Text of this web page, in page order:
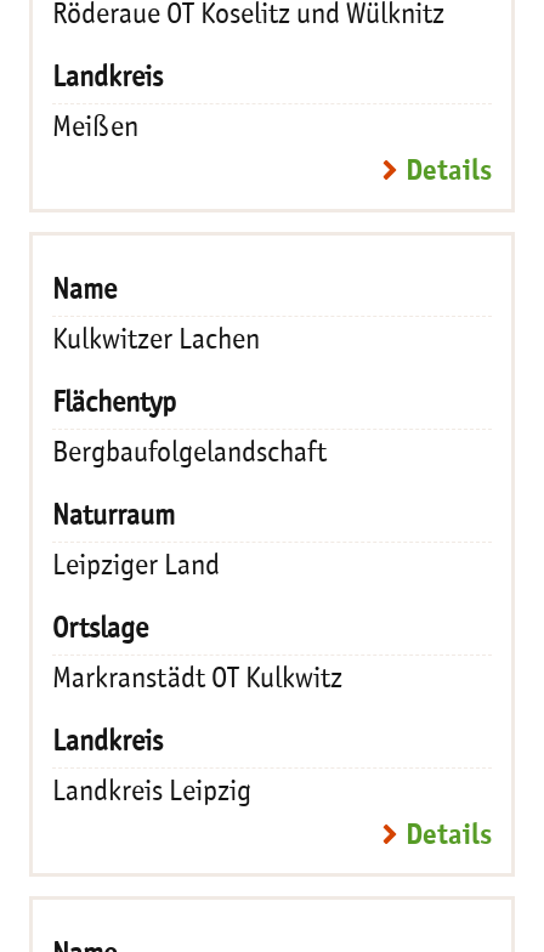
Röderaue OT Koselitz und Wülknitz
Meißen
Details
Kulkwitzer Lachen
Bergbaufolgelandschaft
Leipziger Land
Markranstädt OT Kulkwitz
Landkreis Leipzig
Details